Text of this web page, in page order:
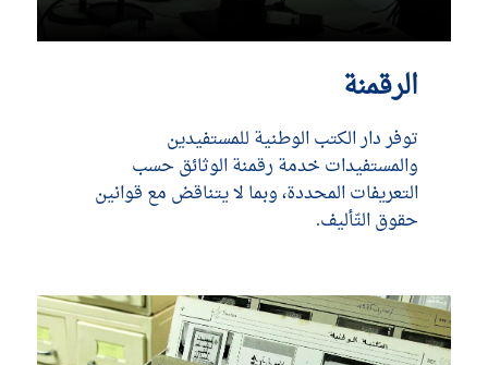
الرقمنة
توفر دار الكتب الوطنية للمستفيدين
والمستفيدات خدمة رقمنة الوثائق حسب
التعريفات المحددة، وبما لا يتناقض مع قوانين
حقوق التّأليف.